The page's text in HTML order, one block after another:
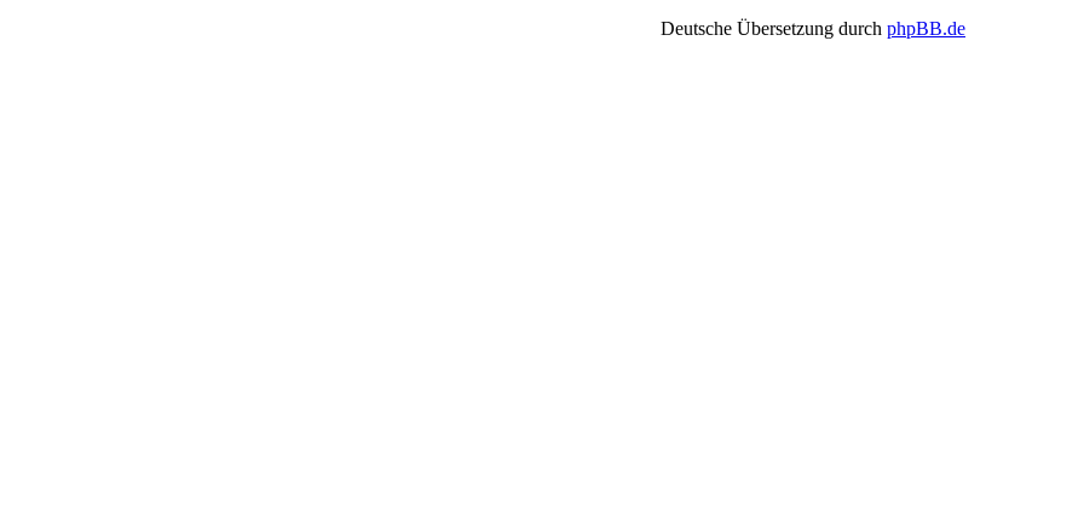
Deutsche Übersetzung durch phpBB.de